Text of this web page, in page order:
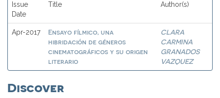
Issue
Date
Title Author(s)
Apr-2017
Ensayo fílmico, una
hibridación de géneros
cinematográficos y su origen
literario
CLARA
CARMINA
GRANADOS
VAZQUEZ
Discover